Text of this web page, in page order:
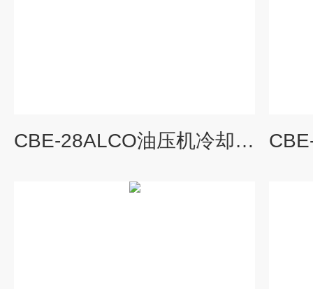
CBE-28ALCO油压机冷却用油冷机